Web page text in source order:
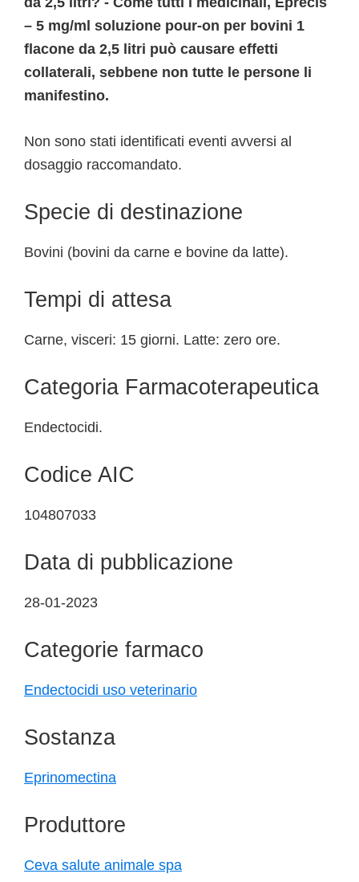
– 5 mg/ml soluzione pour-on per bovini 1
flacone da 2,5 litri può causare effetti
collaterali, sebbene non tutte le persone li
manifestino.
Non sono stati identificati eventi avversi al
dosaggio raccomandato.
Specie di destinazione
Bovini (bovini da carne e bovine da latte).
Tempi di attesa
Carne, visceri: 15 giorni. Latte: zero ore.
Categoria Farmacoterapeutica
Endectocidi.
Codice AIC
104807033
Data di pubblicazione
28-01-2023
Categorie farmaco
Endectocidi uso veterinario
Sostanza
Eprinomectina
Produttore
Ceva salute animale spa